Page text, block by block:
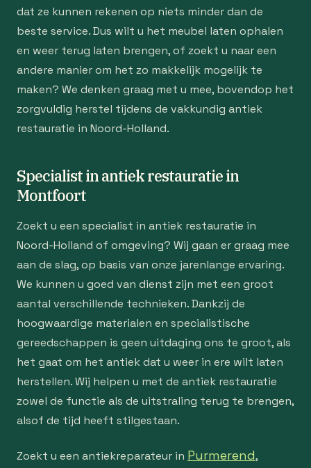
dat ze kunnen rekenen op niets minder dan de
beste service. Dus wilt u het meubel laten ophalen
en weer terug laten brengen, of zoekt u naar een
andere manier om het zo makkelijk mogelijk te
maken? We denken graag met u mee, bovendop het
zorgvuldig herstel tijdens de vakkundig antiek
restauratie in Noord-Holland.
Specialist in antiek restauratie in
Montfoort
Zoekt u een specialist in antiek restauratie in
Noord-Holland of omgeving? Wij gaan er graag mee
aan de slag, op basis van onze jarenlange ervaring.
We kunnen u goed van dienst zijn met een groot
aantal verschillende technieken. Dankzij de
hoogwaardige materialen en specialistische
gereedschappen is geen uitdaging ons te groot, als
het gaat om het antiek dat u weer in ere wilt laten
herstellen. Wij helpen u met de antiek restauratie
zowel de functie als de uitstraling terug te brengen,
alsof de tijd heeft stilgestaan.
Zoekt u een antiekreparateur in Purmerend,